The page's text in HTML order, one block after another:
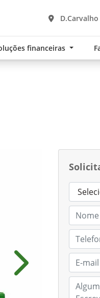
financeiras
Próximo